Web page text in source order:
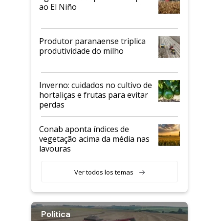
ao El Niño
Produtor paranaense triplica
produtividade do milho
Inverno: cuidados no cultivo de
hortaliças e frutas para evitar
perdas
Conab aponta índices de
vegetação acima da média nas
lavouras
Ver todos los temas
Política